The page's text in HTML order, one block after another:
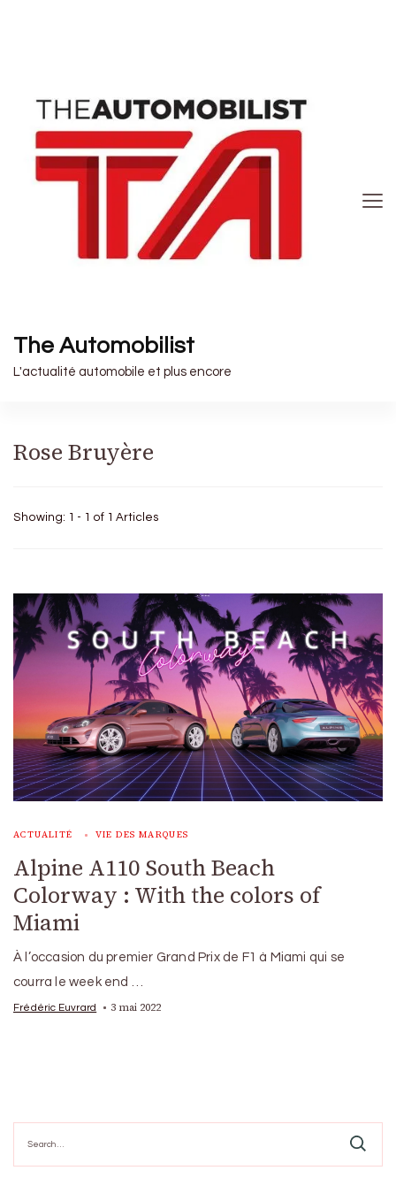
The Automobilist
L'actualité automobile et plus encore
Rose Bruyère
Showing: 1 - 1 of 1 Articles
ACTUALITÉ VIE DES MARQUES
Alpine A110 South Beach
Colorway : With the colors of
Miami
À l’occasion du premier Grand Prix de F1 à Miami qui se
courra le week end …
Frédéric Euvrard 3 mai 2022
for: